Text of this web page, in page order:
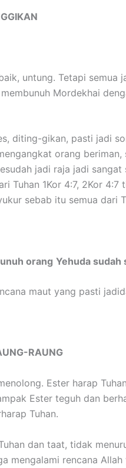
untung. Tetapi
Mordekhai
diting-gikan, pasti jadi
orang
jadi raja jadi
Tuhan 1Kor 4:7, 2Kor
sebab itu semua dari
orang Yehuda sudah
maut yang pasti
RAUNG
Ester harap
Ester teguh dan
Tuhan.
dan taat, tidak
mengalami rencana